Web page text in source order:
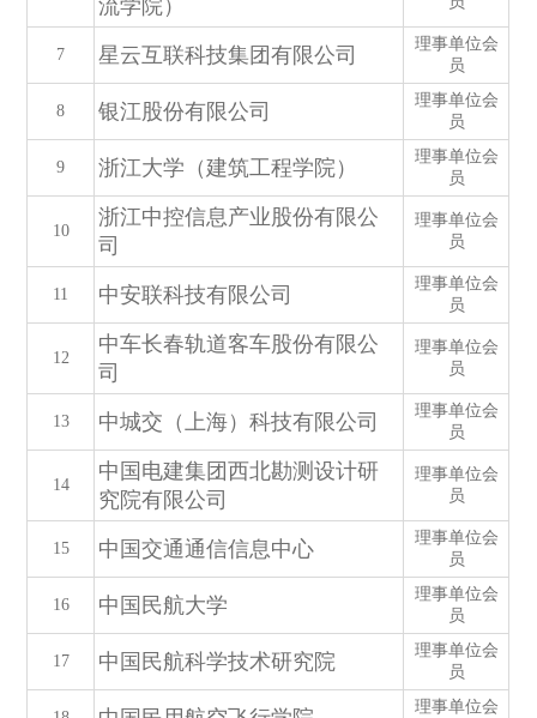
流学院）
7 星云互联科技集团有限公司
理事单位会
员
8 银江股份有限公司
理事单位会
员
9 浙江大学（建筑工程学院）
理事单位会
员
10
浙江中控信息产业股份有限公
司
理事单位会
员
11 中安联科技有限公司
理事单位会
员
12
中车长春轨道客车股份有限公
司
理事单位会
员
13 中城交（上海）科技有限公司
理事单位会
员
14
中国电建集团西北勘测设计研
究院有限公司
理事单位会
员
15 中国交通通信信息中心
理事单位会
员
16 中国民航大学
理事单位会
员
17 中国民航科学技术研究院
理事单位会
员
理事单位会